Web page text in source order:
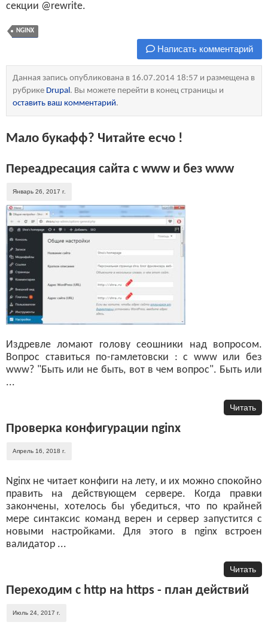
секции @rewrite.
NGINX
Написать комментарий
Данная запись опубликована в 16.07.2014 18:57 и размещена в
рубрике Drupal. Вы можете перейти в конец страницы и
оставить ваш комментарий.
Мало букафф? Читайте есчо !
Переадресация сайта с www и без www
Январь 26, 2017 г.
Издревле ломают голову сеошники над вопросом.
Вопрос ставиться по-гамлетовски : с www или без
www? "Быть или не быть, вот в чем вопрос". Быть или
...
Читать
Проверка конфигурации nginx
Апрель 16, 2018 г.
Nginx не читает конфиги на лету, и их можно спокойно
править на действующем сервере. Когда правки
закончены, хотелось бы убедиться, что по крайней
мере синтаксис команд верен и сервер запустится с
новыми настройками. Для этого в nginx встроен
валидатор ...
Читать
Переходим с http на https - план действий
Июль 24, 2017 г.